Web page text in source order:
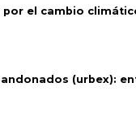
el cambio
(urbex):